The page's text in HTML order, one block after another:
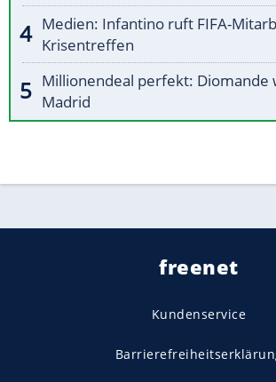
Medien: Infantino ruft FIFA-
Krisentreffen
Millionendeal perfekt: Diomande
Madrid
freenet
Kundenservice